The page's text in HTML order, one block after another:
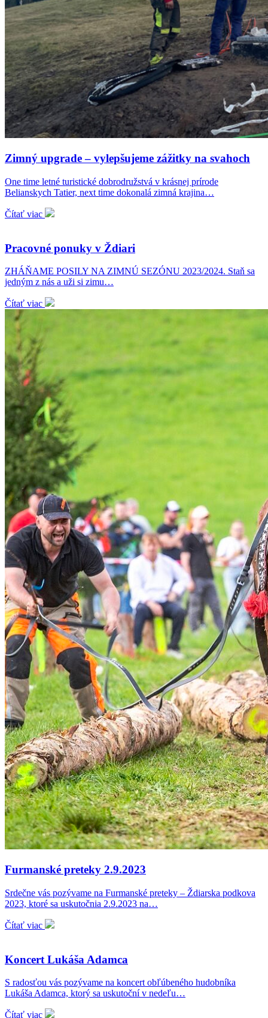
Zimný upgrade – vylepšujeme zážitky na svahoch
One time letné turistické dobrodružstvá v krásnej prírode
Belianskych Tatier, next time dokonalá zimná krajina…
Čítať viac
Pracovné ponuky v Ždiari
ZHÁŇAME POSILY NA ZIMNÚ SEZÓNU 2023/2024. Staň sa
jedným z nás a uži si zimu…
Čítať viac
Furmanské preteky 2.9.2023
Srdečne vás pozývame na Furmanské preteky – Ždiarska podkova
2023, ktoré sa uskutočnia 2.9.2023 na…
Čítať viac
Koncert Lukáša Adamca
S radosťou vás pozývame na koncert obľúbeného hudobníka
Lukáša Adamca, ktorý sa uskutoční v nedeľu…
Čítať viac